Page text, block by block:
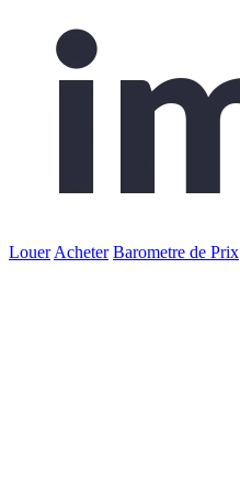
Louer Acheter Barometre de Prix